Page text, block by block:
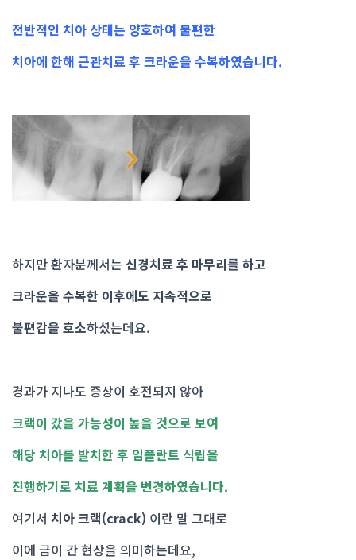
전반적인 치아 상태는 양호하여 불편한
치아에 한해 근관치료 후 크라운을 수복하였습니다.
하지만 환자분께서는 신경치료 후 마무리를 하고
크라운을 수복한 이후에도 지속적으로
불편감을 호소하셨는데요.
경과가 지나도 증상이 호전되지 않아
크랙이 갔을 가능성이 높을 것으로 보여
해당 치아를 발치한 후 임플란트 식립을
진행하기로 치료 계획을 변경하였습니다.
여기서 치아 크랙(crack) 이란 말 그대로
이에 금이 간 현상을 의미하는데요,